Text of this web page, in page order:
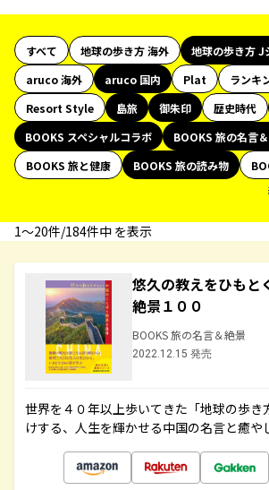
すべて 地球の歩き方 海外
地球の歩き方 J
aruco 海外
aruco 国内 Plat
ランキ
Resort Style
島旅 御朱印 歴史時代
BOOKS スペシャルコラボ
BOOKS 旅の名言
BOOKS 旅と健康
BOOKS 旅の読み物
1〜20件/184件中 を表示
悠久の教えをひもと
絶景１００
BOOKS 旅の名言＆絶景
2022.12.15 発売
世界を４０年以上歩いてきた「地球の歩き
けする、人生を輝かせる中国の名言と癒や